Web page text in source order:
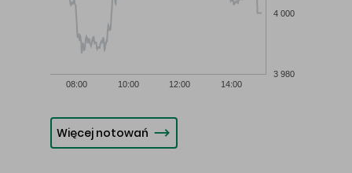
08:00 10:00 12:00 14:00
3 980
4 000
Więcej notowań